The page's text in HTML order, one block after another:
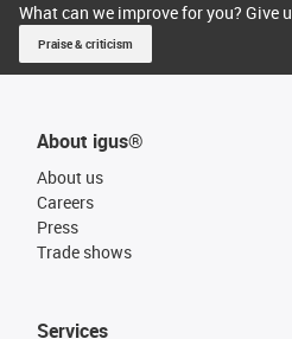
What can we improve for you? Give
Praise & criticism
About igus®
About us
Careers
Press
Trade shows
Services